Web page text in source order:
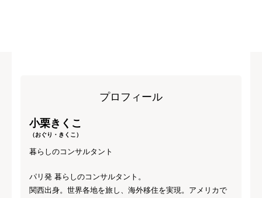
プロフィール
小栗きくこ
（おぐり・きくこ）
暮らしのコンサルタント
パリ発 暮らしのコンサルタント。
関西出身。世界各地を旅し、海外移住を実現。アメリカで